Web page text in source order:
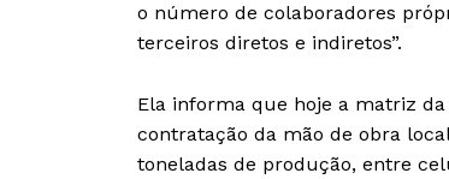
o número de colaboradores
terceiros diretos e indiretos”.
Ela informa que hoje a matriz
contratação da mão de obra
toneladas de produção, entre